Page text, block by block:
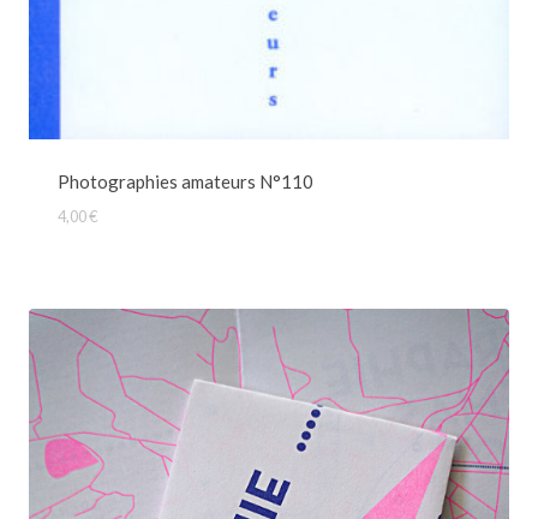
Photographies amateurs N°110
4,00€